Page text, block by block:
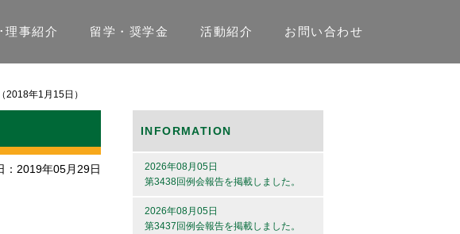
理事紹介 留学・奨学金 活動紹介 お問い合わせ
年1月15日）
：2019年05月29日
INFORMATION
2026年08月05日
第3438回例会報告を掲載しました。
2026年08月05日
第3437回例会報告を掲載しました。